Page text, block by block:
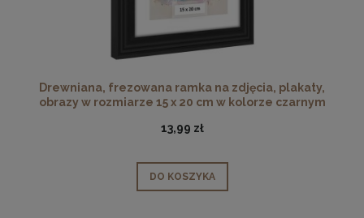
Drewniana, frezowana ramka na zdjęcia, plakaty,
obrazy w rozmiarze 15 x 20 cm w kolorze czarnym
13,99 zł
DO KOSZYKA